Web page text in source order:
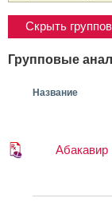
Скрыть
Групповые
Название
Абакавир